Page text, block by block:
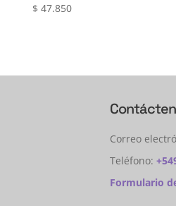
$ 47.850
Correo
Teléfono:
Formulario